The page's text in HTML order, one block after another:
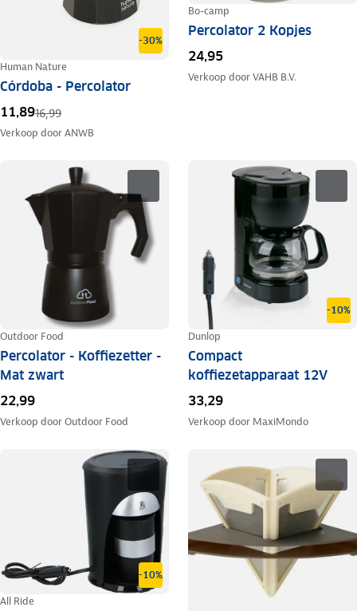
-30%
Human Nature
Córdoba - Percolator
11,8916,99
Verkoop doorANWB
Bo-camp
Percolator 2 Kopjes
24,95
Verkoop doorVAHB B.V.
Outdoor Food
Percolator - Koffiezetter -
Mat zwart
22,99
Verkoop doorOutdoor Food
-10%
Dunlop
Compact
koffiezetapparaat 12V
33,29
Verkoop door MaxiMondo
-10%
All Ride